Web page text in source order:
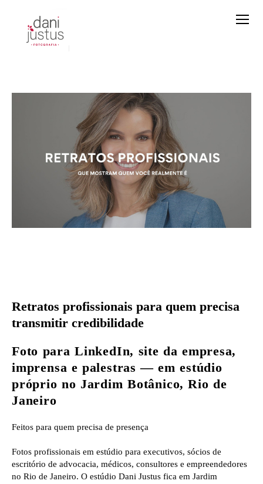
Retratos profissionais para quem precisa
transmitir credibilidade
Foto para LinkedIn, site da empresa,
imprensa e palestras — em estúdio
próprio no Jardim Botânico, Rio de
Janeiro
Feitos para quem precisa de presença
Fotos profissionais em estúdio para executivos, sócios de
escritório de advocacia, médicos, consultores e empreendedores
no Rio de Janeiro. O estúdio Dani Justus fica em Jardim